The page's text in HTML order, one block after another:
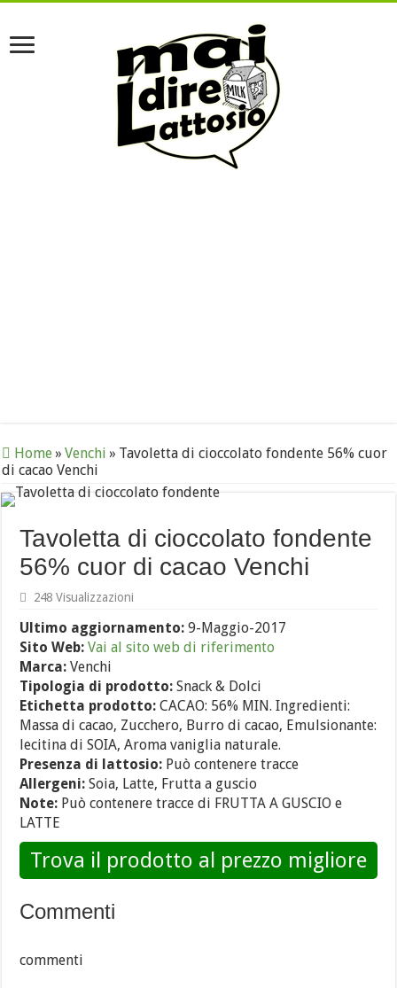
Home» Venchi » Tavoletta di cioccolato fondente 56% cuor
di cacao Venchi
Tavoletta di cioccolato fondente
56% cuor di cacao Venchi
248 Visualizzazioni
Ultimo aggiornamento:9-Maggio-2017
Sito Web: Vai al sito web di riferimento
Marca: Venchi
Tipologia di prodotto: Snack & Dolci
Etichetta prodotto: CACAO: 56% MIN. Ingredienti:
Massa di cacao, Zucchero, Burro di cacao, Emulsionante:
lecitina di SOIA, Aroma vaniglia naturale.
Presenza di lattosio: Può contenere tracce
Allergeni: Soia, Latte, Frutta a guscio
Note: Può contenere tracce di FRUTTA A GUSCIO e
LATTE
Trova il prodotto al prezzo migliore
Commenti
commenti